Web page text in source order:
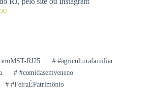
RJ25 ##agriculturafamiliar
##comidasemveneno
##FeiraÉPatrimônio